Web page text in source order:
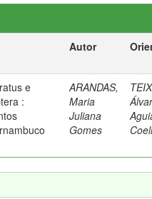
Autor
e
:
ARANDAS,
Maria
Juliana
Gomes